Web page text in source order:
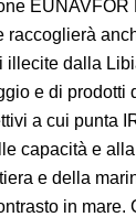
EUNAVFOR
raccoglierà
illecite dalla
e di prodotti
a cui punta
capacità e
e della
in mare.